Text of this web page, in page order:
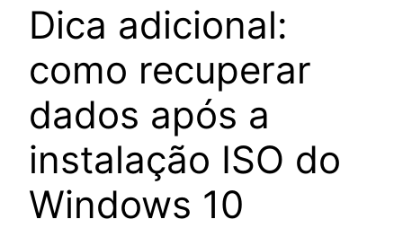
Dica adicional:
como recuperar
dados após a
instalação ISO do
Windows 10